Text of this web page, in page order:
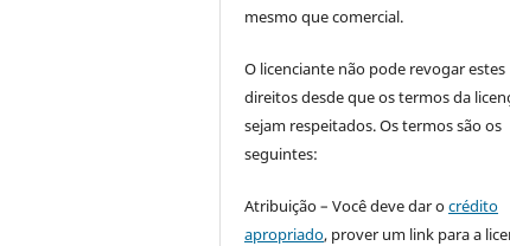
mesmo que comercial.
O licenciante não pode revogar estes
direitos desde que os termos da
sejam respeitados. Os termos são os
seguintes:
Atribuição – Você deve dar ocrédito
apropriado, prover um link para a